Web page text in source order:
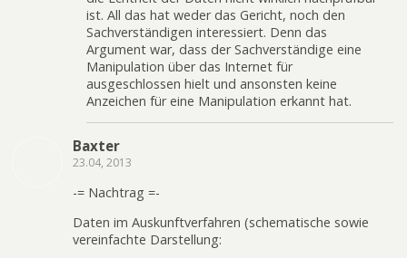
ist. All das hat weder das Gericht, noch den
Sachverständigen interessiert. Denn das
Argument war, dass der Sachverständige eine
Manipulation über das Internet für
ausgeschlossen hielt und ansonsten keine
Anzeichen für eine Manipulation erkannt hat.
Baxter
23.04, 2013
-= Nachtrag =-
Daten im Auskunftverfahren (schematische sowie
vereinfachte Darstellung: